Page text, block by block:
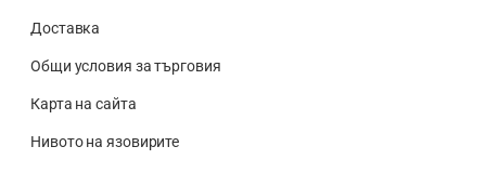
Доставка
Общи условия за търговия
Карта на сайта
Нивото на язовирите